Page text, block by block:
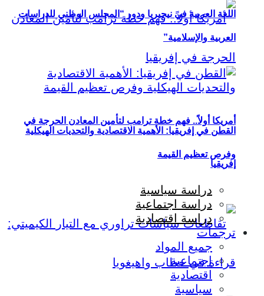
أمريكا أولاً.. فهم خطة ترامب لتأمين المعادن الحرجة في
إفريقيا
اللغة العربية في نيجيريا ودور “المجلس الوطني للدراسات
العربية والإسلامية”
القطن في إفريقيا: الأهمية الاقتصادية والتحديات الهيكلية
وفرص تعظيم القيمة
دراسة سياسية
دراسة اجتماعية
دراسة اقتصادية
ترجمات
جميع المواد
اجتماعية
اقتصادية
سياسية